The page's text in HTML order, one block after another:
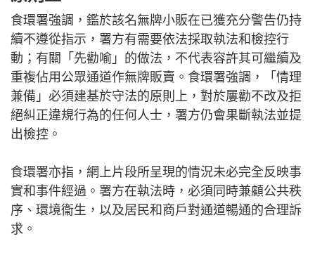
食環署強調，鑑於該名無牌小販在已獲充分警告仍持
續不遵從指示，署方有需要依法採取執法和檢控行
動；有關「先勸喻」的做法，不代表容許其可繼續及
重複佔用公眾通道作無牌販賣。食環署強調，「情理
兼備」必須建基於守法的原則上，對於屢勸不改及拒
絕糾正違規行為的任何人士，署方仍會果斷執法並提
出檢控。
食環署亦指，網上片段所呈現的情況未必完全反映事
實和事件經過。署方在執法時，必須同時兼顧公共秩
序、環境衞生，以及居民和商戶對通道暢通的合理訴
求。